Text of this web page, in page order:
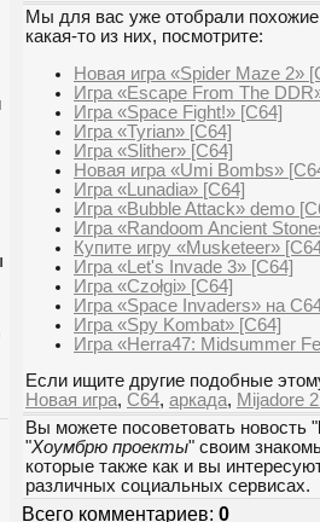
Мы для вас уже отобрали похожие
какая-то из них, посмотрите:
Новая игра «Spider Maze 2»
Игра «Escape From The
Игра «Space Fight!» [C64]
Игра «Tyrian» [C64]
Игра «Slither» [C64]
Новая игра «Umi Bombs»
Игра «Lunadia» [C64]
Игра «Bubble Attack» demo
Игра «Randoom Ancient
Купите игру «Musketeer»
Игра «Let's Invade 3» [C64]
Игра «Czołgi» [C64]
Игра «Space Invaders» на
Игра «Spy Kombat» [C64]
Игра «Herra47: Midsummer
Если ищите другие подобные
Новая игра, C64, аркада, Mijadore
Вы можете посоветовать новость "
"Хоумбрю проекты" своим
которые также как и вы
различных социальных сервисах.
Всего комментариев: 0